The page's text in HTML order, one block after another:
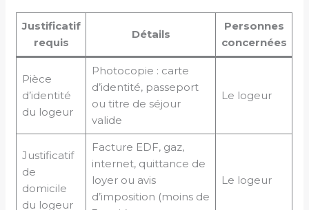
Justificatif
requis
Détails
Personnes
concernées
Pièce
d’identité
du logeur
Photocopie : carte
d’identité, passeport
ou titre de séjour
valide
Le logeur
Justificatif
de
domicile
du logeur
Facture EDF, gaz,
internet, quittance de
loyer ou avis
d’imposition (moins de
Le logeur